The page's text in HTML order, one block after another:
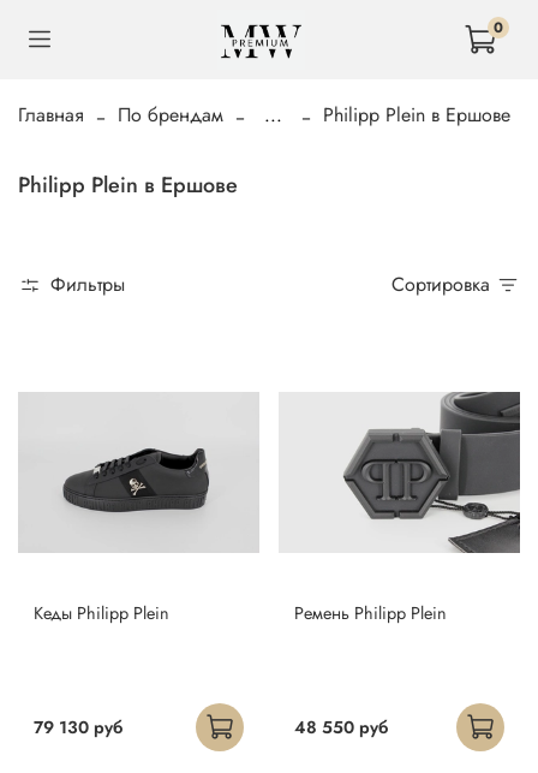
0
Главная По брендам ... Philipp Plein в Ершове
Philipp Plein в Ершове
Фильтры Сортировка
Кеды Philipp Plein
79 130 руб
Ремень Philipp Plein
48 550 руб